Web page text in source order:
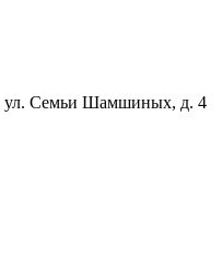
ул. Семьи Шамшиных, д. 4